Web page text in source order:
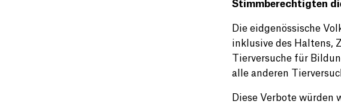
Stimmberechtigten
Die eidgenössische
inklusive des Haltens,
Tierversuche für
alle anderen
Diese Verbote